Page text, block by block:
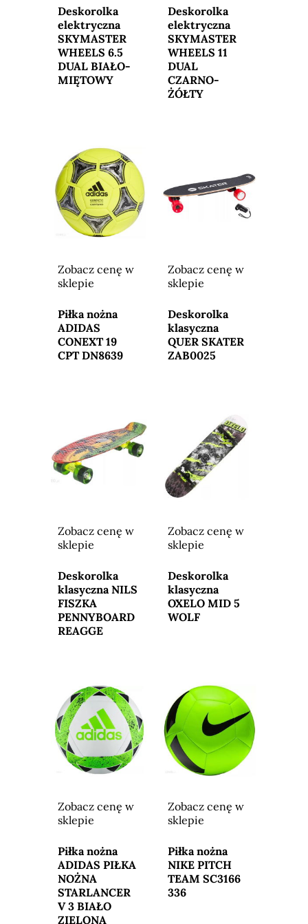
sklepu
Deskorolka
elektryczna
SKYMASTER
WHEELS 6.5
DUAL BIAŁO-
MIĘTOWY
sklepu
Deskorolka
elektryczna
SKYMASTER
WHEELS 11
DUAL
CZARNO-
ŻÓŁTY
Zobacz cenę w
sklepie
sklepu
Piłka nożna
ADIDAS
CONEXT 19
CPT DN8639
Zobacz cenę w
sklepie
sklepu
Deskorolka
klasyczna
QUER SKATER
ZAB0025
Zobacz cenę w
sklepie
sklepu
Deskorolka
klasyczna NILS
FISZKA
PENNYBOARD
REAGGE
Zobacz cenę w
sklepie
sklepu
Deskorolka
klasyczna
OXELO MID 5
WOLF
Zobacz cenę w
sklepie
sklepu
Piłka nożna
ADIDAS PIŁKA
NOŻNA
STARLANCER
V 3 BIAŁO
ZIELONA
Zobacz cenę w
sklepie
sklepu
Piłka nożna
NIKE PITCH
TEAM SC3166
336